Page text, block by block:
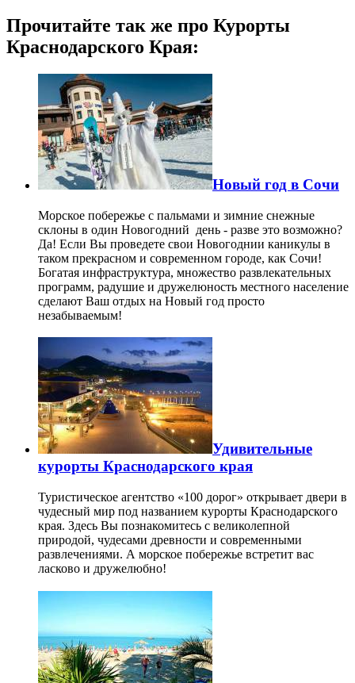
Прочитайте так же про Курорты
Краснодарского Края:
Новый год в Сочи
Морское побережье с пальмами и зимние снежные
склоны в один Новогодний день - разве это возможно?
Да! Если Вы проведете свои Новогоднии каникулы в
таком прекрасном и современном городе, как Сочи!
Богатая инфраструктура, множество развлекательных
программ, радушие и дружелюность местного население
сделают Ваш отдых на Новый год просто
незабываемым!
Удивительные
курорты Краснодарского края
Туристическое агентство «100 дорог» открывает двери в
чудесный мир под названием курорты Краснодарского
края. Здесь Вы познакомитесь с великолепной
природой, чудесами древности и современными
развлечениями. А морское побережье встретит вас
ласково и дружелюбно!